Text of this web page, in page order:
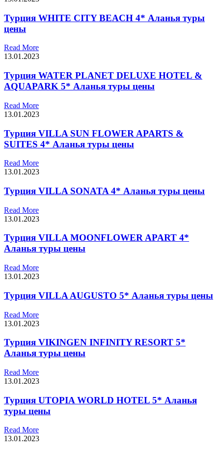
Турция WHITE CITY BEACH 4* Аланья туры
цены
Read More
13.01.2023
Турция WATER PLANET DELUXE HOTEL &
AQUAPARK 5* Аланья туры цены
Read More
13.01.2023
Турция VILLA SUN FLOWER APARTS &
SUITES 4* Аланья туры цены
Read More
13.01.2023
Турция VILLA SONATA 4* Аланья туры цены
Read More
13.01.2023
Турция VILLA MOONFLOWER APART 4*
Аланья туры цены
Read More
13.01.2023
Турция VILLA AUGUSTO 5* Аланья туры цены
Read More
13.01.2023
Турция VIKINGEN INFINITY RESORT 5*
Аланья туры цены
Read More
13.01.2023
Турция UTOPIA WORLD HOTEL 5* Аланья
туры цены
Read More
13.01.2023